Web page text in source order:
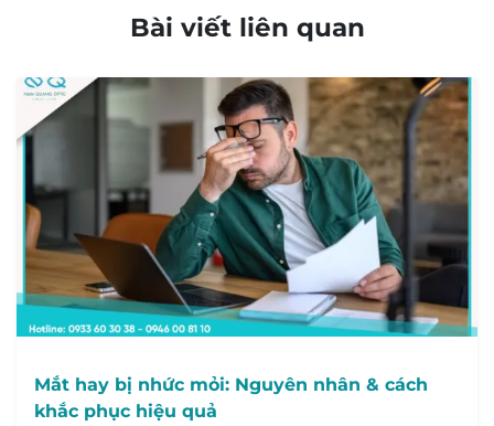
Bài viết liên quan
Mắt hay bị nhức mỏi: Nguyên nhân & cách
khắc phục hiệu quả